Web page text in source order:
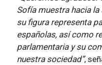
Sofía muestra hacia
su figura representa
españolas, así como
parlamentaria y su
nuestra sociedad”,